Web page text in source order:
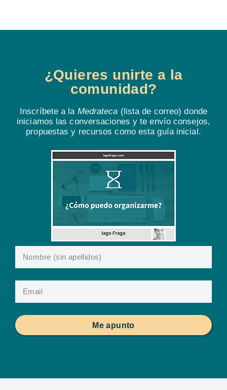
¿Quieres unirte a la
comunidad?
Inscríbete a la Medrateca (lista de correo) donde
iniciamos las conversaciones y te envío consejos,
propuestas y recursos como esta guía inicial.
Me apunto